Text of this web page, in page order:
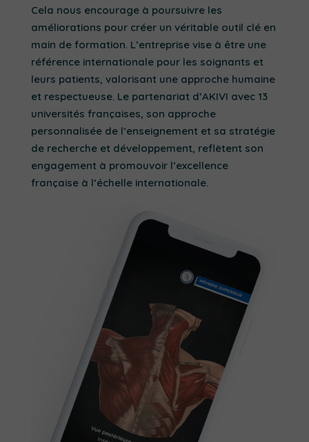
Cela nous encourage à poursuivre les
améliorations pour créer un véritable outil clé en
main de formation. L’entreprise vise à être une
référence internationale pour les soignants et
leurs patients, valorisant une approche humaine
et respectueuse. Le partenariat d’AKIVI avec 13
universités françaises, son approche
personnalisée de l’enseignement et sa stratégie
de recherche et développement, reflètent son
engagement à promouvoir l’excellence
française à l’échelle internationale.